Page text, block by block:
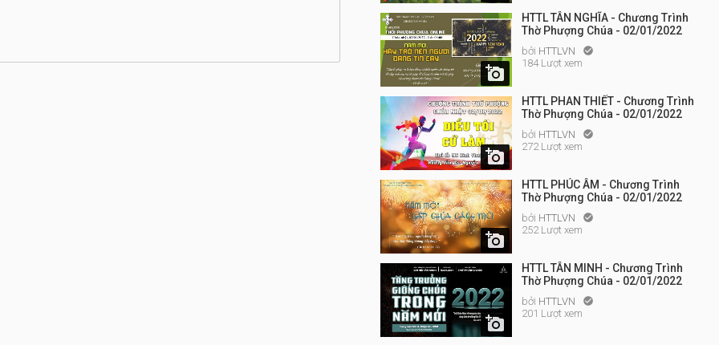

HTTL TÂN NGHĨA - Chương Trình
Thờ Phượng Chúa - 02/01/2022
bởi HTTLVN 
184 Lượt xem

HTTL PHAN THIẾT - Chương Trình
Thờ Phượng Chúa - 02/01/2022
bởi HTTLVN 
272 Lượt xem

HTTL PHÚC ÂM - Chương Trình
Thờ Phượng Chúa - 02/01/2022
bởi HTTLVN 
252 Lượt xem

HTTL TÂN MINH - Chương Trình
Thờ Phượng Chúa - 02/01/2022
bởi HTTLVN 
201 Lượt xem